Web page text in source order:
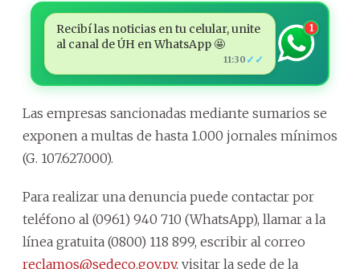
Recibí las noticias en tu celular, unite
al canal de ÚH en WhatsApp 🤩
11:30 ✓✓
1
Las empresas sancionadas mediante sumarios se
exponen a multas de hasta 1.000 jornales mínimos
(G. 107.627.000).
Para realizar una denuncia puede contactar por
teléfono al (0961) 940 710 (WhatsApp), llamar a la
línea gratuita (0800) 118 899, escribir al correo
reclamos@sedeco.gov.py, visitar la sede de la